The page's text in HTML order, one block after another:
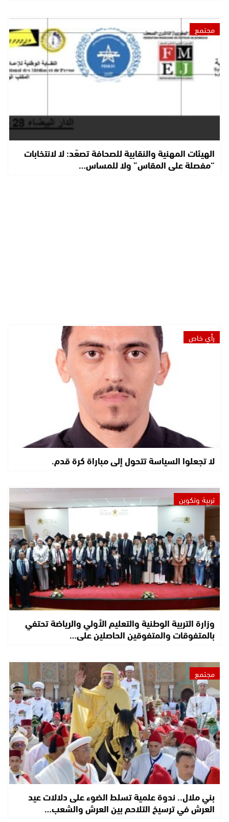
مجتمع
الهيئات المهنية والنقابية للصحافة تصعّد: لا لانتخابات
“مفصلة على المقاس” ولا للمساس…
رأي خاص
لا تجعلوا السياسة تتحول إلى مباراة كرة قدم.
تربية وتكوين
وزارة التربية الوطنية والتعليم الأولي والرياضة تحتفي
بالمتفوقات والمتفوقين الحاصلين على…
مجتمع
بني ملال.. ندوة علمية تسلط الضوء على دلالات عيد
العرش في ترسيخ التلاحم بين العرش والشعب…